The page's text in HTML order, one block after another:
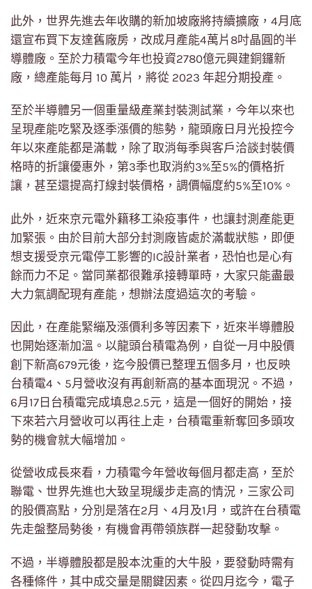
此外，世界先進去年收購的新加坡廠將持續擴廠，4月底
還宣布買下友達舊廠房，改成月產能4萬片8吋晶圓的半
導體廠。至於力積電今年也投資2780億元興建銅鑼新
廠，總產能每月 10 萬片，將從 2023 年起分期投產。
至於半導體另一個重量級產業封裝測試業，今年以來也
呈現產能吃緊及逐季漲價的態勢，龍頭廠日月光投控今
年以來產能都是滿載，除了取消每季與客戶洽談封裝價
格時的折讓優惠外，第3季也取消約3%至5%的價格折
讓，甚至還提高打線封裝價格，調價幅度約5%至10%。
此外，近來京元電外籍移工染疫事件，也讓封測產能更
加緊張。由於目前大部分封測廠皆處於滿載狀態，即便
想支援受京元電停工影響的IC設計業者，恐怕也是心有
餘而力不足。當同業都很難承接轉單時，大家只能盡最
大力氣調配現有產能，想辦法度過這次的考驗。
因此，在產能緊繃及漲價利多等因素下，近來半導體股
也開始逐漸加溫。以龍頭台積電為例，自從一月中股價
創下新高679元後，迄今股價已整理五個多月，也反映
台積電4、5月營收沒有再創新高的基本面現況。不過，
6月17日台積電完成填息2.5元，這是一個好的開始，接
下來若六月營收可以再往上走，台積電重新奪回多頭攻
勢的機會就大幅增加。
從營收成長來看，力積電今年營收每個月都走高，至於
聯電、世界先進也大致呈現緩步走高的情況，三家公司
的股價高點，分別是落在2月、4月及1月，或許在台積電
先走盤整局勢後，有機會再帶領族群一起發動攻擊。
不過，半導體股都是股本沈重的大牛股，要發動時需有
各種條件，其中成交量是關鍵因素。從四月迄今，電子